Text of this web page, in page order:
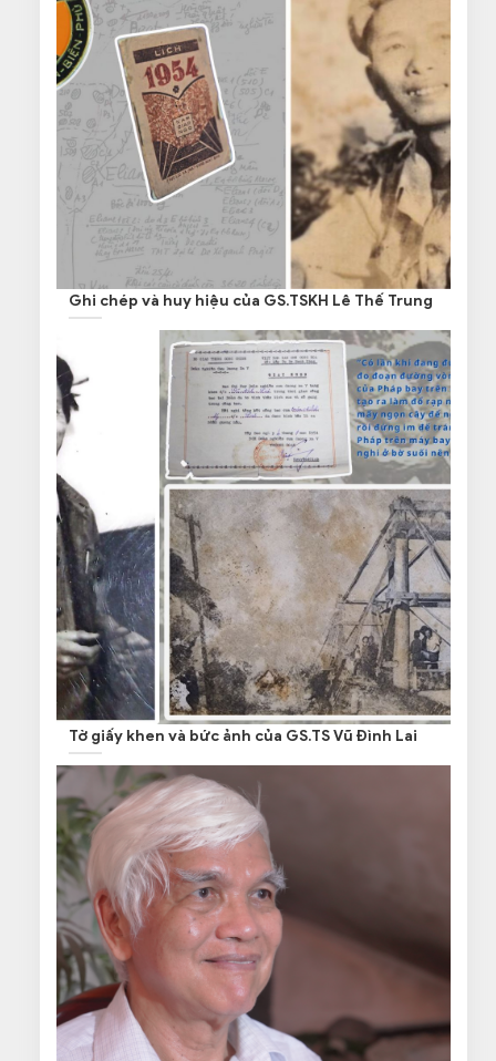
Ghi chép và huy hiệu của GS.TSKH Lê Thế Trung
Tờ giấy khen và bức ảnh của GS.TS Vũ Đình Lai